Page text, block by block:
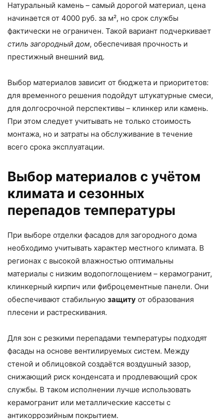
Натуральный камень – самый дорогой материал, цена
начинается от 4000 руб. за м², но срок службы
фактически не ограничен. Такой вариант подчеркивает
стиль загородный дом, обеспечивая прочность и
престижный внешний вид.
Выбор материалов зависит от бюджета и приоритетов:
для временного решения подойдут штукатурные смеси,
для долгосрочной перспективы – клинкер или камень.
При этом следует учитывать не только стоимость
монтажа, но и затраты на обслуживание в течение
всего срока эксплуатации.
Выбор материалов с учётом
климата и сезонных
перепадов температуры
При выборе отделки фасадов для загородного дома
необходимо учитывать характер местного климата. В
регионах с высокой влажностью оптимальны
материалы с низким водопоглощением – керамогранит,
клинкерный кирпич или фиброцементные панели. Они
обеспечивают стабильную защиту от образования
плесени и растрескивания.
Для зон с резкими перепадами температуры подходят
фасады на основе вентилируемых систем. Между
стеной и облицовкой создаётся воздушный зазор,
снижающий риск конденсата и продлевающий срок
службы. В таком исполнении лучше использовать
керамогранит или металлические кассеты с
антикоррозийным покрытием.